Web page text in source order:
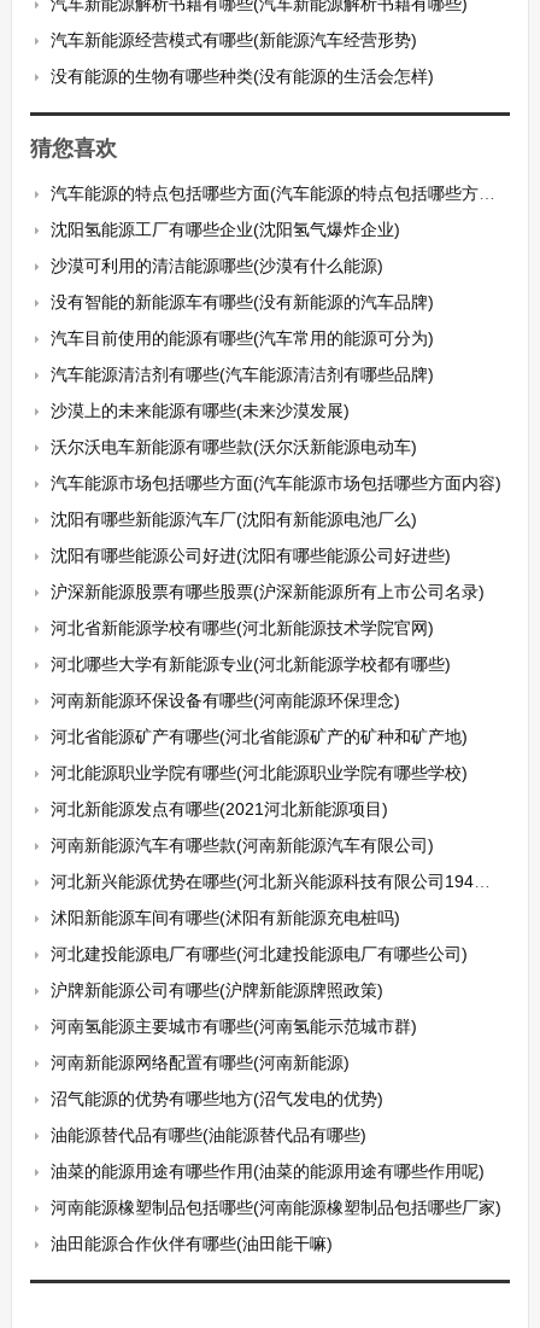
汽车新能源经营模式有哪些(新能源汽车经营形势)
没有能源的生物有哪些种类(没有能源的生活会怎样)
猜您喜欢
汽车能源的特点包括哪些方面(汽车能源的特点包括哪些方面呢)
沈阳氢能源工厂有哪些企业(沈阳氢气爆炸企业)
沙漠可利用的清洁能源哪些(沙漠有什么能源)
没有智能的新能源车有哪些(没有新能源的汽车品牌)
汽车目前使用的能源有哪些(汽车常用的能源可分为)
汽车能源清洁剂有哪些(汽车能源清洁剂有哪些品牌)
沙漠上的未来能源有哪些(未来沙漠发展)
沃尔沃电车新能源有哪些款(沃尔沃新能源电动车)
汽车能源市场包括哪些方面(汽车能源市场包括哪些方面内容)
沈阳有哪些新能源汽车厂(沈阳有新能源电池厂么)
沈阳有哪些能源公司好进(沈阳有哪些能源公司好进些)
沪深新能源股票有哪些股票(沪深新能源所有上市公司名录)
河北省新能源学校有哪些(河北新能源技术学院官网)
河北哪些大学有新能源专业(河北新能源学校都有哪些)
河南新能源环保设备有哪些(河南能源环保理念)
河北省能源矿产有哪些(河北省能源矿产的矿种和矿产地)
河北能源职业学院有哪些(河北能源职业学院有哪些学校)
河北新能源发点有哪些(2021河北新能源项目)
河南新能源汽车有哪些款(河南新能源汽车有限公司)
河北新兴能源优势在哪些(河北新兴能源科技有限公司194万吨焦化项目)
沭阳新能源车间有哪些(沭阳有新能源充电桩吗)
河北建投能源电厂有哪些(河北建投能源电厂有哪些公司)
沪牌新能源公司有哪些(沪牌新能源牌照政策)
河南氢能源主要城市有哪些(河南氢能示范城市群)
河南新能源网络配置有哪些(河南新能源)
沼气能源的优势有哪些地方(沼气发电的优势)
油能源替代品有哪些(油能源替代品有哪些)
油菜的能源用途有哪些作用(油菜的能源用途有哪些作用呢)
河南能源橡塑制品包括哪些(河南能源橡塑制品包括哪些厂家)
油田能源合作伙伴有哪些(油田能干嘛)